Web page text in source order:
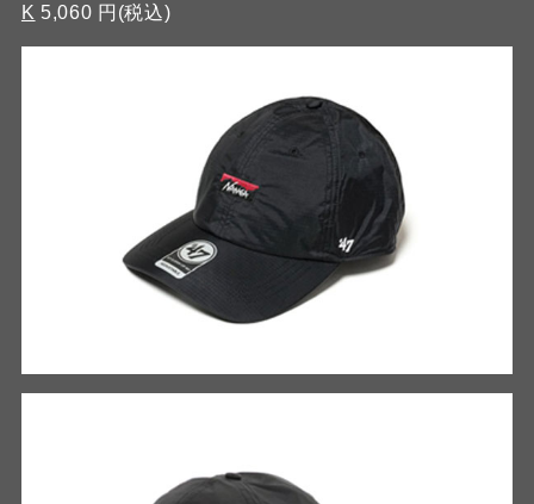
K 5,060 円(税込)